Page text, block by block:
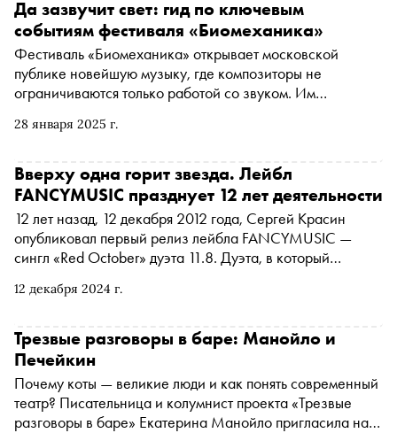
28 января 2025 г.
Да зазвучит свет: гид по ключевым
событиям фестиваля «Биомеханика»
Фестиваль «Биомеханика» открывает московской
публике новейшую музыку, где композиторы не
ограничиваются только работой со звуком. Им
видео, свет и перформанс. Как звучат лампы и оживают
концертах фестиваля. «Сноб» подготовил гид по
ключевым событиям «Биомеханики»
12 декабря 2024 г.
Вверху одна горит звезда. Лейбл
FANCYMUSIC празднует 12 лет деятельности
12 лет назад, 12 декабря 2012 года, Сергей Красин
опубликовал первый релиз лейбла FANCYMUSIC —
сингл «Red October» дуэта 11.8. Дуэта, в который
символичной дате Сергей Красин подготовил
двенадцати лет. В сборник вошли 24 трека, которые для
Красина оказались самыми интересными и личными.
Специально для «Сноба» основатель FANCYMUSIC
рассказывает о двенадцати треках из этой компиляции
Трезвые разговоры в баре: Манойло и
Печейкин
Почему коты — великие люди и как понять современный
театр? Писательница и колумнист проекта «Трезвые
разговоры в баре» Екатерина Манойло пригласила на